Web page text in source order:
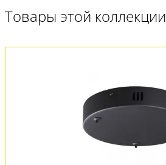
Товары этой коллекции